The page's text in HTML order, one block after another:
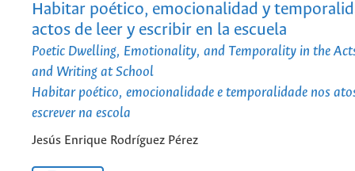
Habitar poético, emocionalidad y
actos de leer y escribir en la escuela
Poetic Dwelling, Emotionality, and Temporality in the
and Writing at School
Habitar poético, emocionalidade e temporalidade nos
escrever na escola
Jesús Enrique Rodríguez Pérez